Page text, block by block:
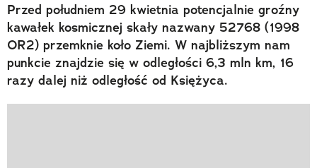
Przed południem 29 kwietnia potencjalnie groźny
kawałek kosmicznej skały nazwany 52768 (1998
OR2) przemknie koło Ziemi. W najbliższym nam
punkcie znajdzie się w odległości 6,3 mln km, 16
razy dalej niż odległość od Księżyca.